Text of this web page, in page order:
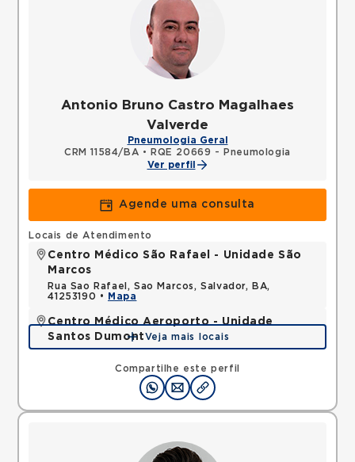
Antonio Bruno Castro Magalhaes
Valverde
Pneumologia Geral
CRM 11584/BA •
RQE 20669 - Pneumologia
Ver perfil
Agende uma consulta
Compartilhe este perfil
Locais de Atendimento
Centro Médico São Rafael - Unidade São
Marcos
Rua Sao Rafael, Sao Marcos, Salvador, BA,
41253190 •
Mapa
Centro Médico Aeroporto - Unidade
Santos Dumont
Avenida Santos Dumont, Centro, Lauro de Freitas,
BA, 42702400 •
Mapa
Veja mais locais